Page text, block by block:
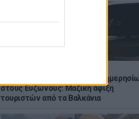
Πάνω από 45.000 διελεύσεις
στους Ευζώνους: Μαζική άφιξη
τουριστών από τα Βαλκάνια